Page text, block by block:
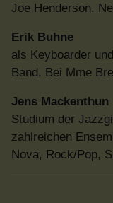
Joe Henderson.
Erik Buhne
als Keyboarder
Band. Bei Mme
Jens Mackenthun
Studium der
zahlreichen
Nova, Rock/Pop,